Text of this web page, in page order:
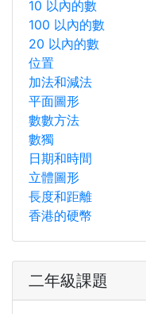
10 以內的數
100 以內的數
20 以內的數
位置
加法和減法
平面圖形
數數方法
數獨
日期和時間
立體圖形
長度和距離
香港的硬幣
二年級課題